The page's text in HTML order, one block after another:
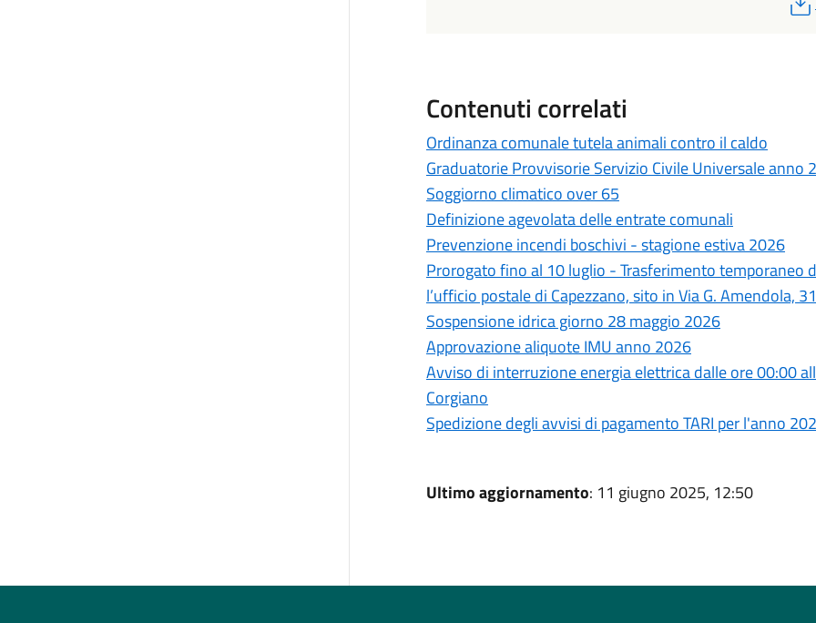
Contenuti correlati
Ordinanza comunale tutela animali contro il caldo
Graduatorie Provvisorie Servizio Civile Universale anno
Soggiorno climatico over 65
Definizione agevolata delle entrate comunali
Prevenzione incendi boschivi - stagione estiva 2026
Prorogato fino al 10 luglio - Trasferimento temporaneo
l’ufficio postale di Capezzano, sito in Via G. Amendola, 31
Sospensione idrica giorno 28 maggio 2026
Approvazione aliquote IMU anno 2026
Avviso di interruzione energia elettrica dalle ore 00:00
Corgiano
Spedizione degli avvisi di pagamento TARI per l'anno
Ultimo aggiornamento: 11 giugno 2025, 12:50